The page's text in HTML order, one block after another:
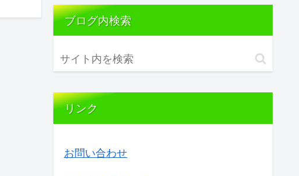
ブログ内検索
リンク
お問い合わせ